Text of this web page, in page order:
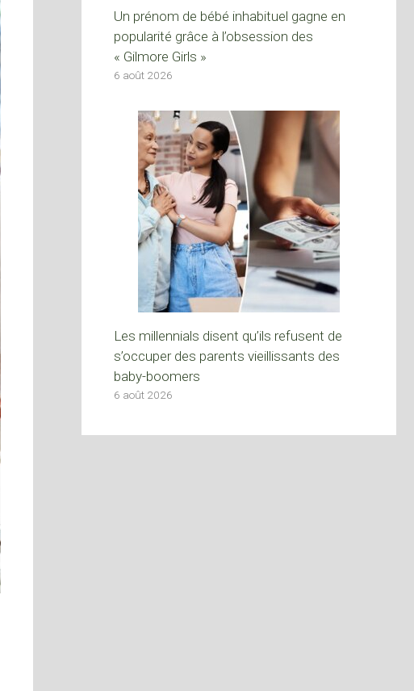
Un prénom de bébé inhabituel gagne en
popularité grâce à l’obsession des
« Gilmore Girls »
6 août 2026
Les millennials disent qu’ils refusent de
s’occuper des parents vieillissants des
baby-boomers
6 août 2026